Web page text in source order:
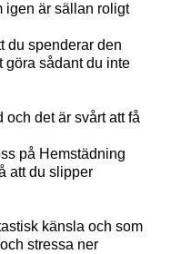
igen är sällan roligt
du spenderar den
göra sådant du inte
det är svårt att få
på Hemstädning
att du slipper
känsla och som
stressa ner